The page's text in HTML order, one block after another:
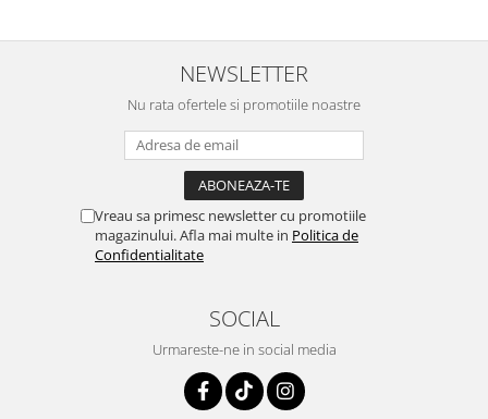
NEWSLETTER
Nu rata ofertele si promotiile noastre
Vreau sa primesc newsletter cu promotiile
magazinului. Afla mai multe in Politica de
Confidentialitate
SOCIAL
Urmareste-ne in social media